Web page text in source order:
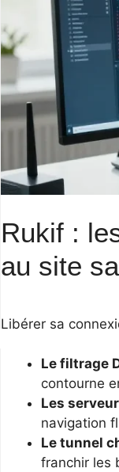
Rukif :
au site
Libérer sa
Le filtrage
contourne
Les
navigation
Le tunnel
franchir les